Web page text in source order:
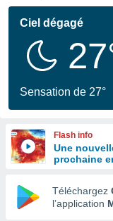
de
en
Ciel dégagé
Sensation de 27°
Flash info
Une
prochaine
Téléchargez
l’application